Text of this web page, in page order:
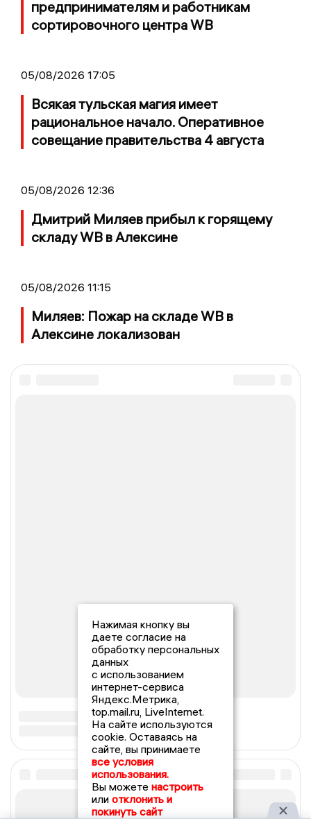
предпринимателям и работникам
сортировочного центра WB
05/08/2026 17:05
Всякая тульская магия имеет
рациональное начало. Оперативное
совещание правительства 4 августа
05/08/2026 12:36
Дмитрий Миляев прибыл к горящему
складу WB в Алексине
05/08/2026 11:15
Миляев: Пожар на складе WB в
Алексине локализован
Нажимая кнопку вы
даете согласие на
обработку персональных
данных
с использованием
интернет-сервиса
Яндекс.Метрика,
top.mail.ru, LiveInternet.
На сайте используются
cookie. Оставаясь на
сайте, вы принимаете
все условия
использования.
Вы можете настроить
или отклонить и
покинуть сайт